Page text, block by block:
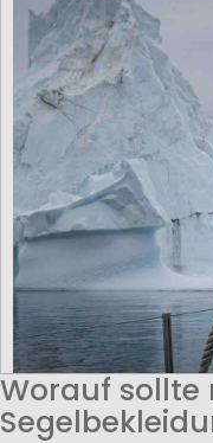
Worauf sollte